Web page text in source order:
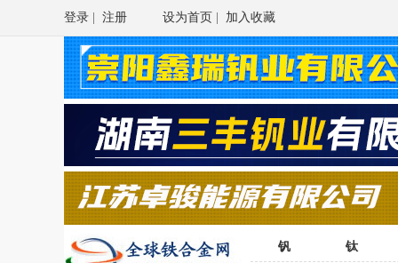
登录 注册 设为首页 加入收藏
钒 钛